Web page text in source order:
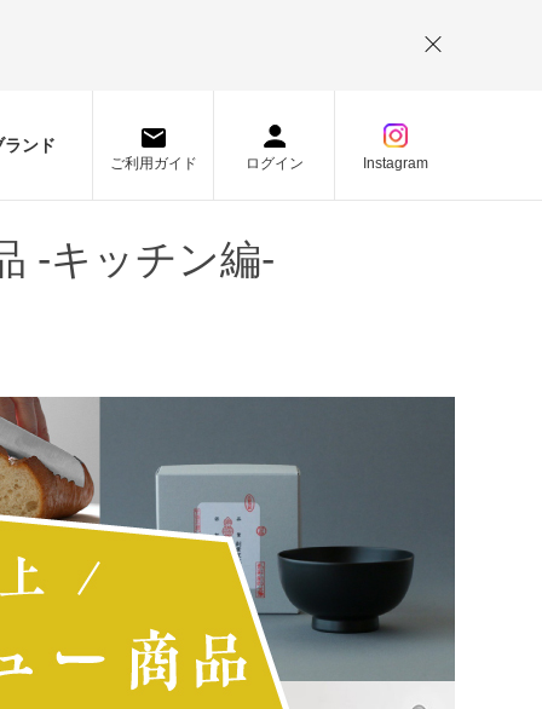
ランド
ご利用ガイド ログイン Instagram
-キッチン編-